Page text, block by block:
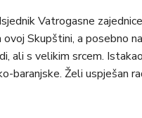
Vatrogasne
Skupštini, a posebno
ali s velikim srcem.
baranjske. Želi uspješan